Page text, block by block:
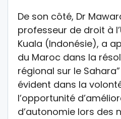
De son côté, Dr
professeur de droit à
Kuala (Indonésie), a
du Maroc dans la
régional sur le
évident dans la
l’opportunité
d’autonomie lors des